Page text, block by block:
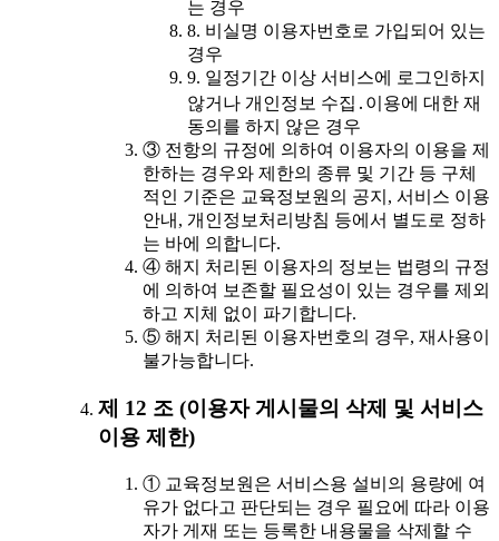
는 경우
8. 비실명 이용자번호로 가입되어 있는
경우
9. 일정기간 이상 서비스에 로그인하지
않거나 개인정보 수집․이용에 대한 재
동의를 하지 않은 경우
③ 전항의 규정에 의하여 이용자의 이용을 제
한하는 경우와 제한의 종류 및 기간 등 구체
적인 기준은 교육정보원의 공지, 서비스 이용
안내, 개인정보처리방침 등에서 별도로 정하
는 바에 의합니다.
④ 해지 처리된 이용자의 정보는 법령의 규정
에 의하여 보존할 필요성이 있는 경우를 제외
하고 지체 없이 파기합니다.
⑤ 해지 처리된 이용자번호의 경우, 재사용이
불가능합니다.
제 12 조 (이용자 게시물의 삭제 및 서비스
이용 제한)
① 교육정보원은 서비스용 설비의 용량에 여
유가 없다고 판단되는 경우 필요에 따라 이용
자가 게재 또는 등록한 내용물을 삭제할 수